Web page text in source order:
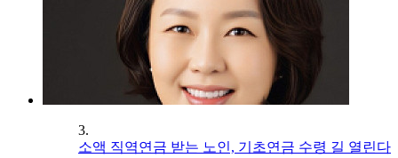
3.
소액 직역연금 받는 노인, 기초연금 수령 길 열린다